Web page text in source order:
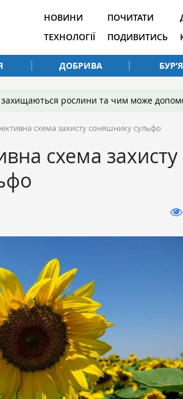
НОВИНИ
ТЕХНОЛОГІЇ
ПОЧИТАТИ
ПОДИВИТИСЬ
ДОБРИВА
захищаються рослини та чим може
схема захисту соняшнику сульфо
схема захисту